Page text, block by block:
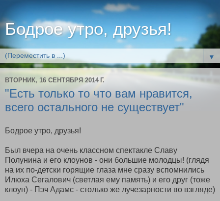
Бодрое утро, друзья!
▼
ВТОРНИК, 16 СЕНТЯБРЯ 2014 Г.
"Есть только то что вам нравится,
всего остального не существует"
Бодрое утро, друзья!
Был вчера на очень классном спектакле Славу
Полунина и его клоунов - они большие молодцы! (глядя
на их по-детски горящие глаза мне сразу вспомнились
Илюха Сегалович (светлая ему память) и его друг (тоже
клоун) - Пэч Адамс - столько же лучезарности во взгляде)